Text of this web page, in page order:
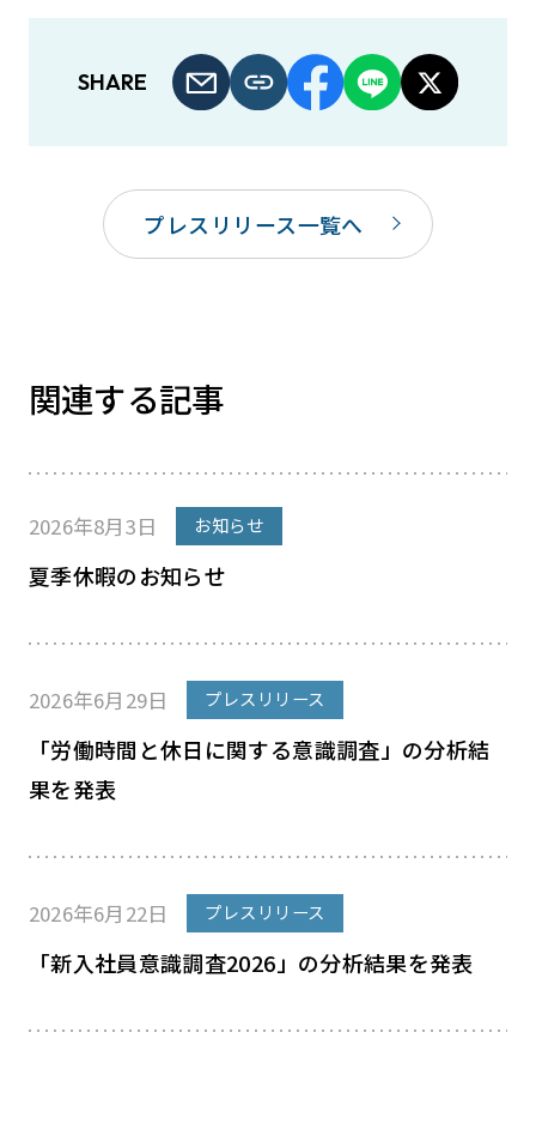
SHARE
プレスリリース一覧へ
関連する記事
2026年8月3日 お知らせ
夏季休暇のお知らせ
2026年6月29日 プレスリリース
「労働時間と休日に関する意識調査」の分析結
果を発表
2026年6月22日 プレスリリース
「新入社員意識調査2026」の分析結果を発表